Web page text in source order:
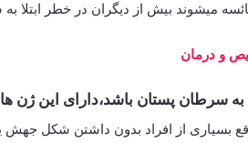
میشوند بیش از دیگران در خطر ابتلا
و درمان
به سرطان پستان باشد،دارای این